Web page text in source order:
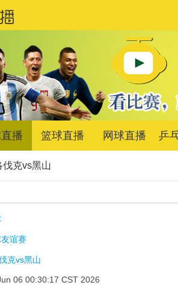
播 篮球直播 网球直播 乒
伐克vs黑山
友谊赛
克vs黑山
06 00:30:17 CST 2026